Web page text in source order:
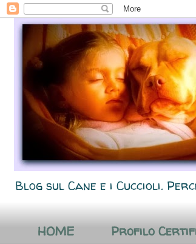
Blog sul Cane e i Cuccioli.
HOME Profilo